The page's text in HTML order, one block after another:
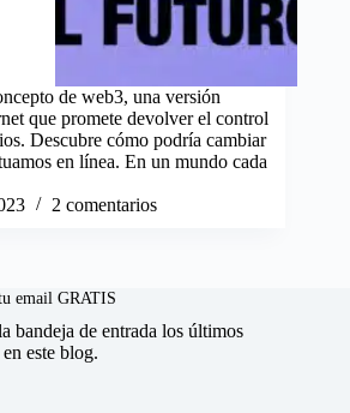
de web3, una versión
que promete devolver el control
Descubre cómo podría cambiar
en línea. En un mundo cada
2 comentarios
email GRATIS
bandeja de entrada los últimos
este blog.